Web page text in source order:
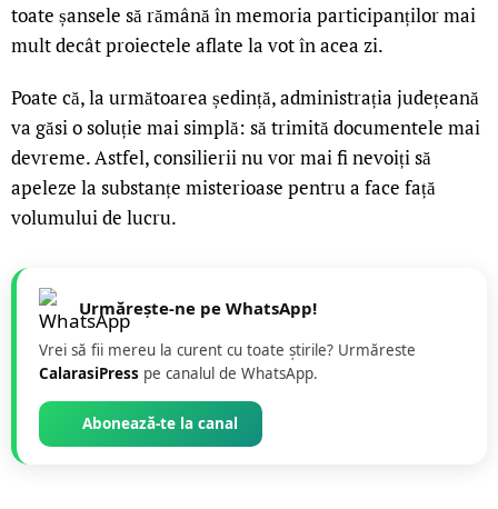
toate șansele să rămână în memoria participanților mai
mult decât proiectele aflate la vot în acea zi.
Poate că, la următoarea ședință, administrația județeană
va găsi o soluție mai simplă: să trimită documentele mai
devreme. Astfel, consilierii nu vor mai fi nevoiți să
apeleze la substanțe misterioase pentru a face față
volumului de lucru.
Urmărește-ne pe WhatsApp!
Vrei să fii mereu la curent cu toate știrile? Urmăreste
CalarasiPress pe canalul de WhatsApp.
Abonează-te la canal